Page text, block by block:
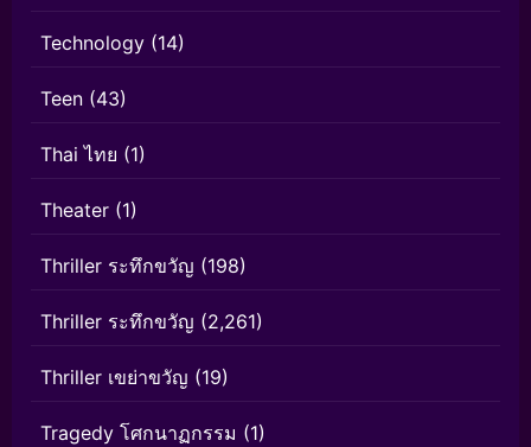
Technology (14)
Teen (43)
Thai ไทย (1)
Theater (1)
Thriller ระทึกขวัญ (198)
Thriller ระทึกขวัญ (2,261)
Thriller เขย่าขวัญ (19)
Tragedy โศกนาฏกรรม (1)